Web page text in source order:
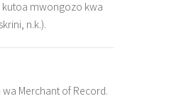
kutoa mwongozo kwa
n.k.).
Merchant of Record.